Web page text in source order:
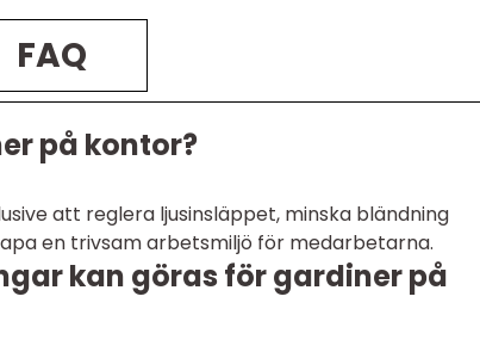
FAQ
på kontor?
att reglera ljusinsläppet, minska bländning
en trivsam arbetsmiljö för medarbetarna.
kan göras för gardiner på